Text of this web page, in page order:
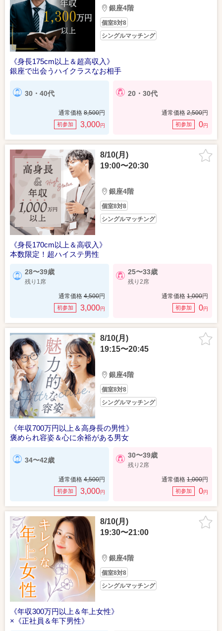
銀座4階
個室8対8
シングルマッチング
《身長175cm以上＆超高収入》
銀座で出会うハイクラスなお相手
30・40代
通常価格 8,500円
初参加 3,000円
20・30代
通常価格 2,500円
初参加 0円
8/10(月)
19:00〜20:30
銀座4階
個室8対8
シングルマッチング
《身長170cm以上＆高収入》
本数限定！超ハイステ男性
28〜39歳
残り1席
通常価格 4,500円
初参加 3,000円
25〜33歳
残り2席
通常価格 1,000円
初参加 0円
8/10(月)
19:15〜20:45
銀座4階
個室8対8
シングルマッチング
《年収700万円以上＆高身長の男性》
褒められ容姿＆心に余裕がある男女
34〜42歳
通常価格 4,500円
初参加 3,000円
30〜39歳
残り2席
通常価格 1,000円
初参加 0円
8/10(月)
19:30〜21:00
銀座4階
個室8対8
シングルマッチング
《年収300万円以上＆年上女性》
×《正社員＆年下男性》